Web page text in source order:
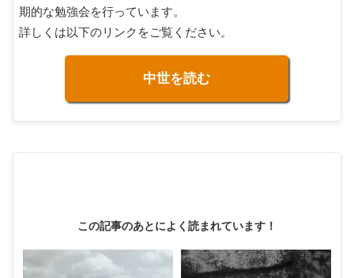
期的な勉強会を行っています。
詳しくは以下のリンクをご覧ください。
中世を読む
この記事のあとによく読まれています！